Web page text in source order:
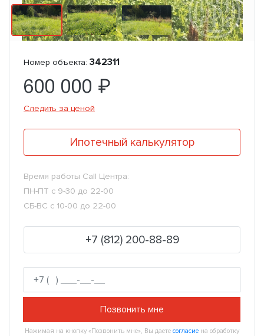
Номер объекта: 342311
600 000 ₽
Следить за ценой
Ипотечный калькулятор
Время работы Call Центра:
ПН-ПТ с 9-30 до 22-00
СБ-ВС с 10-00 до 22-00
+7 (812) 200-88-89
Позвонить мне
Нажимая на кнопку «Позвонить мне», Вы даете согласие на обработку